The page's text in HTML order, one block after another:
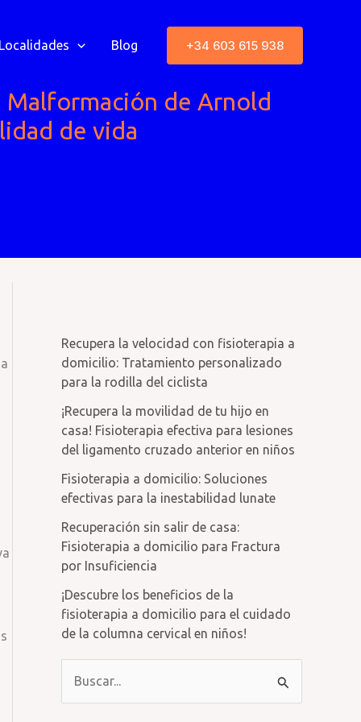
Blog +34 603 615 938
Malformación de Arnold
de vida
Recupera la velocidad con fisioterapia a
domicilio: Tratamiento personalizado
para la rodilla del ciclista
¡Recupera la movilidad de tu hijo en
casa! Fisioterapia efectiva para lesiones
del ligamento cruzado anterior en niños
Fisioterapia a domicilio: Soluciones
efectivas para la inestabilidad lunate
Recuperación sin salir de casa:
Fisioterapia a domicilio para Fractura
por Insuficiencia
¡Descubre los beneficios de la
fisioterapia a domicilio para el cuidado
de la columna cervical en niños!